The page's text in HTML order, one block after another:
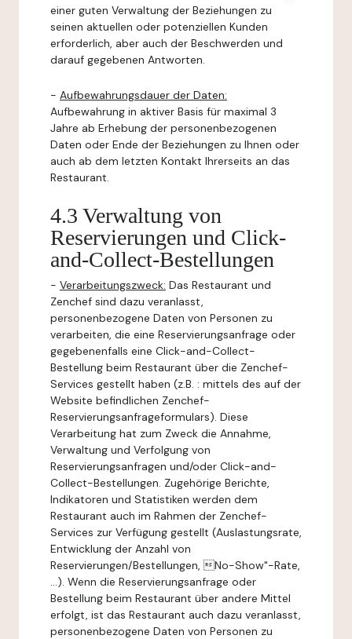
einer guten Verwaltung der Beziehungen zu
seinen aktuellen oder potenziellen Kunden
erforderlich, aber auch der Beschwerden und
darauf gegebenen Antworten.
- Aufbewahrungsdauer der Daten:
Aufbewahrung in aktiver Basis für maximal 3
Jahre ab Erhebung der personenbezogenen
Daten oder Ende der Beziehungen zu Ihnen oder
auch ab dem letzten Kontakt Ihrerseits an das
Restaurant.
4.3 Verwaltung von
Reservierungen und Click-
and-Collect-Bestellungen
- Verarbeitungszweck: Das Restaurant und
Zenchef sind dazu veranlasst,
personenbezogene Daten von Personen zu
verarbeiten, die eine Reservierungsanfrage oder
gegebenenfalls eine Click-and-Collect-
Bestellung beim Restaurant über die Zenchef-
Services gestellt haben (z.B. : mittels des auf der
Website befindlichen Zenchef-
Reservierungsanfrageformulars). Diese
Verarbeitung hat zum Zweck die Annahme,
Verwaltung und Verfolgung von
Reservierungsanfragen und/oder Click-and-
Collect-Bestellungen. Zugehörige Berichte,
Indikatoren und Statistiken werden dem
Restaurant auch im Rahmen der Zenchef-
Services zur Verfügung gestellt (Auslastungsrate,
Entwicklung der Anzahl von
Reservierungen/Bestellungen, No-Show"-Rate,
...). Wenn die Reservierungsanfrage oder
Bestellung beim Restaurant über andere Mittel
erfolgt, ist das Restaurant auch dazu veranlasst,
personenbezogene Daten von Personen zu